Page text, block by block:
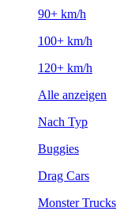
90+ km/h
100+ km/h
120+ km/h
Alle anzeigen
Nach Typ
Buggies
Drag Cars
Monster Trucks